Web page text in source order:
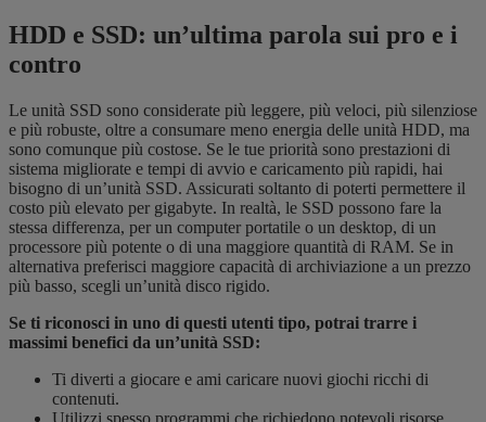
HDD e SSD: un’ultima parola sui pro e i
contro
Le unità SSD sono considerate più leggere, più veloci, più silenziose
e più robuste, oltre a consumare meno energia delle unità HDD, ma
sono comunque più costose. Se le tue priorità sono prestazioni di
sistema migliorate e tempi di avvio e caricamento più rapidi, hai
bisogno di un’unità SSD. Assicurati soltanto di poterti permettere il
costo più elevato per gigabyte. In realtà, le SSD possono fare la
stessa differenza, per un computer portatile o un desktop, di un
processore più potente o di una maggiore quantità di RAM. Se in
alternativa preferisci maggiore capacità di archiviazione a un prezzo
più basso, scegli un’unità disco rigido.
Se ti riconosci in uno di questi utenti tipo, potrai trarre i
massimi benefici da un’unità SSD:
Ti diverti a giocare e ami caricare nuovi giochi ricchi di
contenuti.